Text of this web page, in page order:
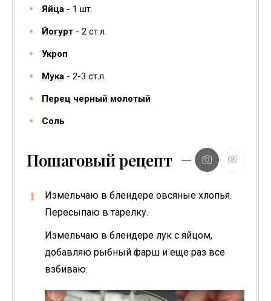
Яйца 1 шт.
Йогурт 2 ст.л.
Укроп
Мука 2-3 ст.л.
Перец черный молотый
Соль
Пошаговый рецепт
Измельчаю в блендере овсяные хлопья.
Пересыпаю в тарелку.
Измельчаю в блендере лук с яйцом,
добавляю рыбный фарш и еще раз все
взбиваю.